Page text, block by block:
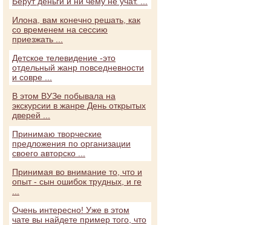
Илона, вам конечно решать, как
со временем на сессию
приезжать ...
Детское телевидение -это
отдельный жанр повседневности
и совре ...
В этом ВУЗе побывала на
экскурсии в жанре День открытых
дверей ...
Принимаю творческие
предложения по организации
своего авторско ...
Принимая во внимание то, что и
опыт - сын ошибок трудных, и ге
Очень интересно! Уже в этом
чате вы найдете пример того, что